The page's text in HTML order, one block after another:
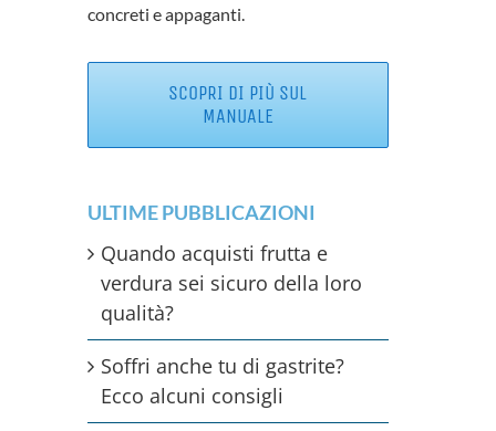
concreti e appaganti.
SCOPRI DI PIÙ SUL
MANUALE
ULTIME PUBBLICAZIONI
Quando acquisti frutta e
verdura sei sicuro della loro
qualità?
Soffri anche tu di gastrite?
Ecco alcuni consigli